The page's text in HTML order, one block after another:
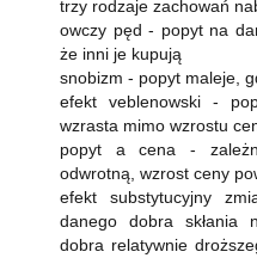
trzy rodzaje zachowań
owczy pęd - popyt na
że inni je kupują
snobizm - popyt maleje,
efekt veblenowski -
wzrasta mimo wzrostu
popyt a cena -
odwrotną, wzrost ceny
efekt substytucyjny
danego dobra skłania
dobra relatywnie